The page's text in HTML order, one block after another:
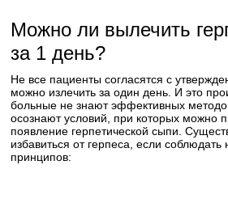
Можно ли вылечить
за 1 день?
Не все пациенты согласятся с
можно излечить за один день. И это
больные не знают эффективных
осознают условий, при которых можно
появление герпетической сыпи.
избавиться от герпеса, если соблюдать
принципов: